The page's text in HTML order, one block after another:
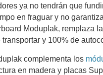
ya no tendrán que
en fraguar y no
Moduplak, remplaza
y 100% de
complementa los
en madera y placas